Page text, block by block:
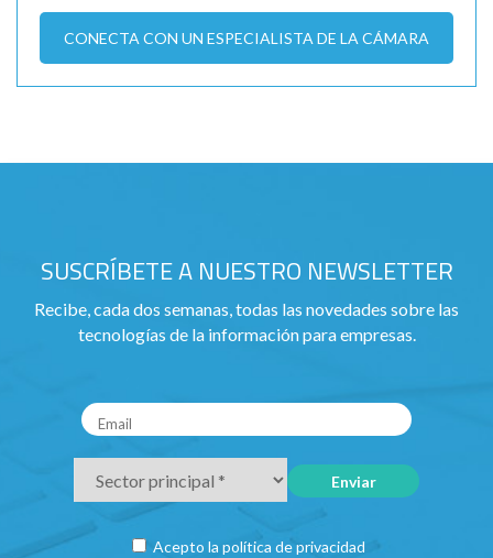
CONECTA CON UN ESPECIALISTA DE LA CÁMARA
SUSCRÍBETE A NUESTRO NEWSLETTER
Recibe, cada dos semanas, todas las novedades sobre las
tecnologías de la información para empresas.
Acepto la política de privacidad